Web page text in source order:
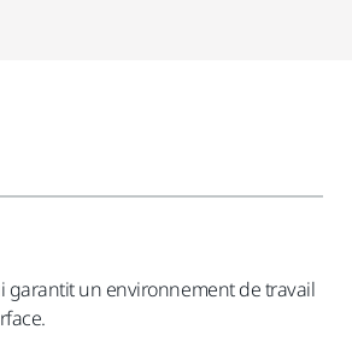
garantit un environnement de travail